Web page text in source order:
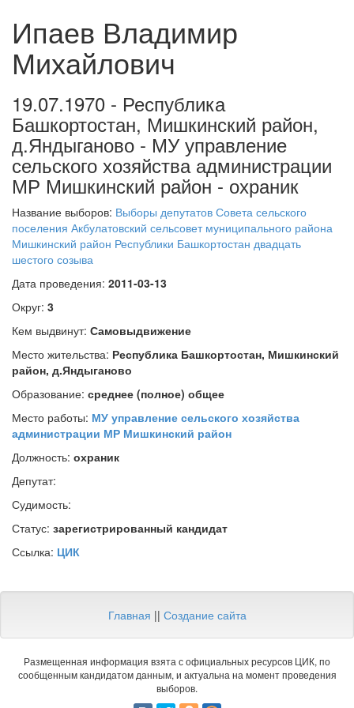
Ипаев Владимир
Михайлович
19.07.1970 - Республика
Башкортостан, Мишкинский район,
д.Яндыганово - МУ управление
сельского хозяйства администрации
МР Мишкинский район - охраник
Название выборов: Выборы депутатов Совета сельского
поселения Акбулатовский сельсовет муниципального района
Мишкинский район Республики Башкортостан двадцать
шестого созыва
Дата проведения: 2011-03-13
Округ: 3
Кем выдвинут: Самовыдвижение
Место жительства: Республика Башкортостан, Мишкинский
район, д.Яндыганово
Образование: среднее (полное) общее
Место работы: МУ управление сельского хозяйства
администрации МР Мишкинский район
Должность: охраник
Депутат:
Судимость:
Статус: зарегистрированный кандидат
Ссылка: ЦИК
Главная || Создание сайта
Размещенная информация взята с официальных ресурсов ЦИК, по
сообщенным кандидатом данным, и актуальна на момент проведения
выборов.